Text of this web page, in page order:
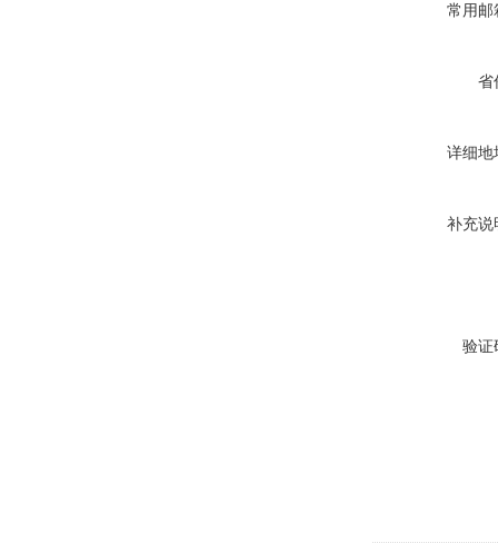
常用邮
省
详细地
补充说
验证